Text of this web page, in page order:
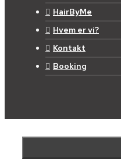
HairByMe
Hvem er vi?
Kontakt
Booking